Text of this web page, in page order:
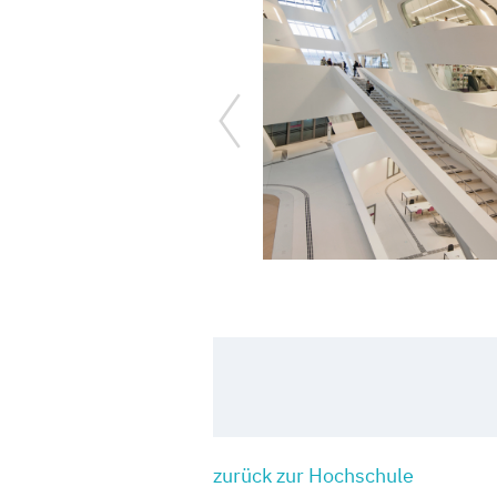
zurück zur Hochschule